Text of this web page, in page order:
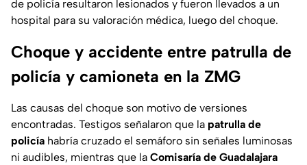
de policía resultaron lesionados y fueron llevados a un
hospital para su valoración médica, luego del choque.
Choque y accidente entre patrulla de
policía y camioneta en la ZMG
Las causas del choque son motivo de versiones
encontradas. Testigos señalaron que la patrulla de
policía habría cruzado el semáforo sin señales luminosas
ni audibles, mientras que la Comisaría de Guadalajara